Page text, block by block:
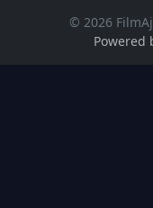
© 2026
Powered